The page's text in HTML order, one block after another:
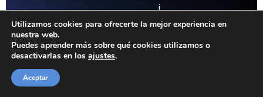
i
m
l
Utilizamos cookies para ofrecerte la mejor experiencia en
nuestra web.
Puedes aprender más sobre qué cookies utilizamos o
desactivarlas en los ajustes.
Aceptar